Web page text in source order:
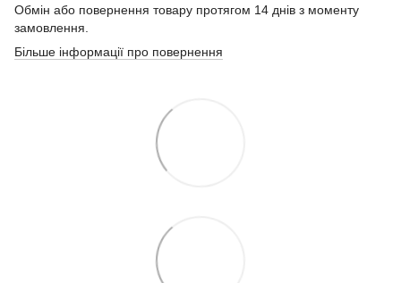
Обмін або повернення товару протягом 14 днів з моменту
замовлення.
Більше інформації про повернення